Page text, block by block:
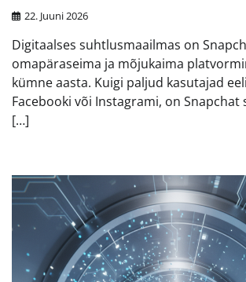
22. Juuni 2026
Digitaalses suhtlusmaailmas on
omapäraseima ja mõjukaima
kümne aasta. Kuigi paljud kasutajad
Facebooki või Instagrami, on
[…]